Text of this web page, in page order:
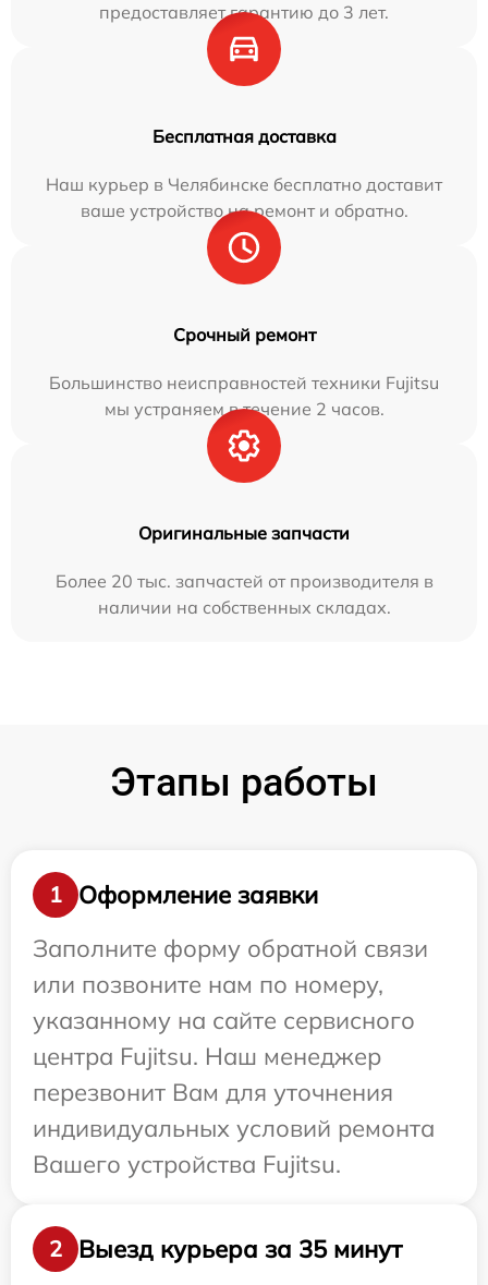
предоставляет гарантию до 3 лет.
Бесплатная доставка
Наш курьер в Челябинске бесплатно доставит
ваше устройство на ремонт и обратно.
Срочный ремонт
Большинство неисправностей техники Fujitsu
мы устраняем в течение 2 часов.
Оригинальные запчасти
Более 20 тыс. запчастей от производителя в
наличии на собственных складах.
Этапы работы
1
Оформление заявки
Заполните форму обратной связи
или позвоните нам по номеру,
указанному на сайте сервисного
центра Fujitsu. Наш менеджер
перезвонит Вам для уточнения
индивидуальных условий ремонта
Вашего устройства Fujitsu.
2 Выезд курьера за 35 минут